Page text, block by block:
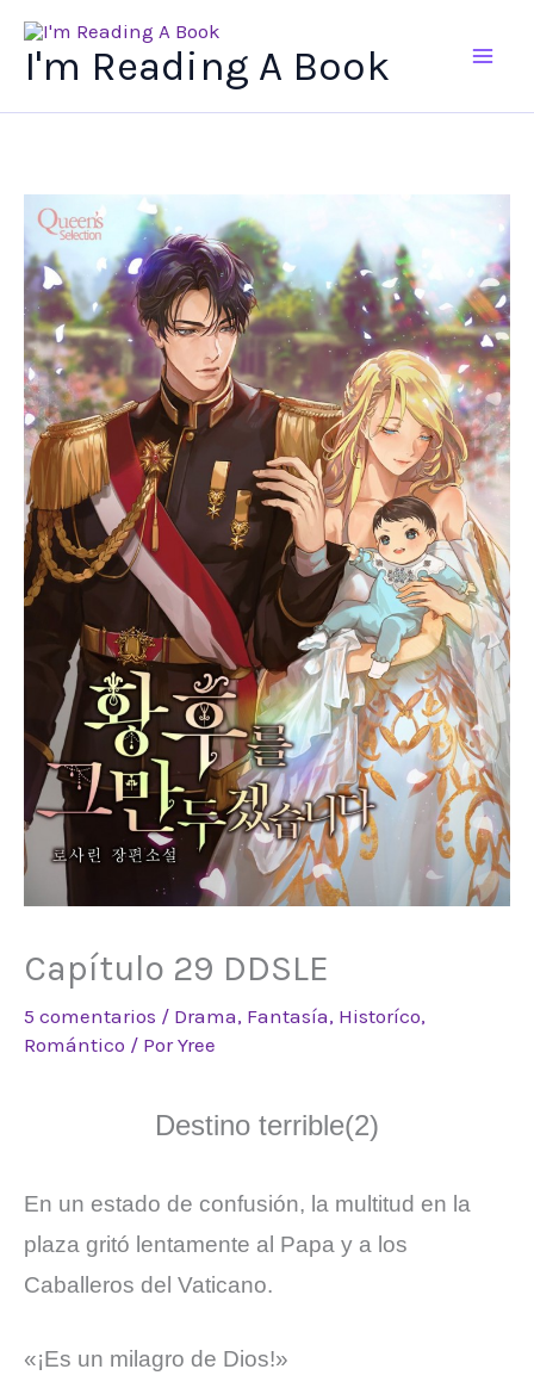
I'm Reading A Book
Capítulo 29 DDSLE
5 comentarios / Drama, Fantasía, Historíco,
Romántico / PorYree
Destino terrible(2)
En un estado de confusión, la multitud en la
plaza gritó lentamente al Papa y a los
Caballeros del Vaticano.
«¡Es un milagro de Dios!»